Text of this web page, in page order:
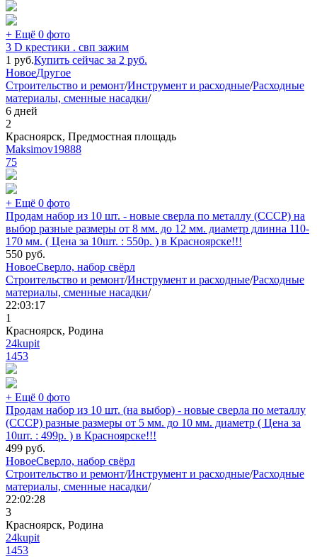
+ Ещё 0 фото
3 D крестики . свп зажим
1 руб.Купить сейчас за 2 руб.
НовоеДругое
Строительство и ремонт/Инструмент и расходные/Расходные
материалы, сменные насадки/
6 дней
2
Красноярск, Предмостная площадь
Maksimov19888
75
+ Ещё 0 фото
Продам набор из 10 шт. - новые сверла по металлу (СССР) на
выбор разные размеры от 8 мм. до 12 мм. диаметр длинна 110-
170 мм. ( Цена за 10шт. : 550р. ) в Красноярске!!!
550 руб.
НовоеСверло, набор свёрл
Строительство и ремонт/Инструмент и расходные/Расходные
материалы, сменные насадки/
22:03:17
1
Красноярск, Родина
24kupit
1453
+ Ещё 0 фото
Продам набор из 10 шт. (на выбор) - новые сверла по металлу
(СССР) разные размеры от 5 мм. до 10 мм. диаметр ( Цена за
10шт. : 499р. ) в Красноярске!!!
499 руб.
НовоеСверло, набор свёрл
Строительство и ремонт/Инструмент и расходные/Расходные
материалы, сменные насадки/
22:02:28
3
Красноярск, Родина
24kupit
1453